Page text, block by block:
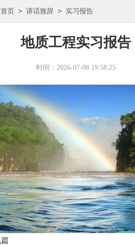
首页 > 讲话致辞 > 实习报告
地质工程实习报告
时间：2026-07-08 19:58:25